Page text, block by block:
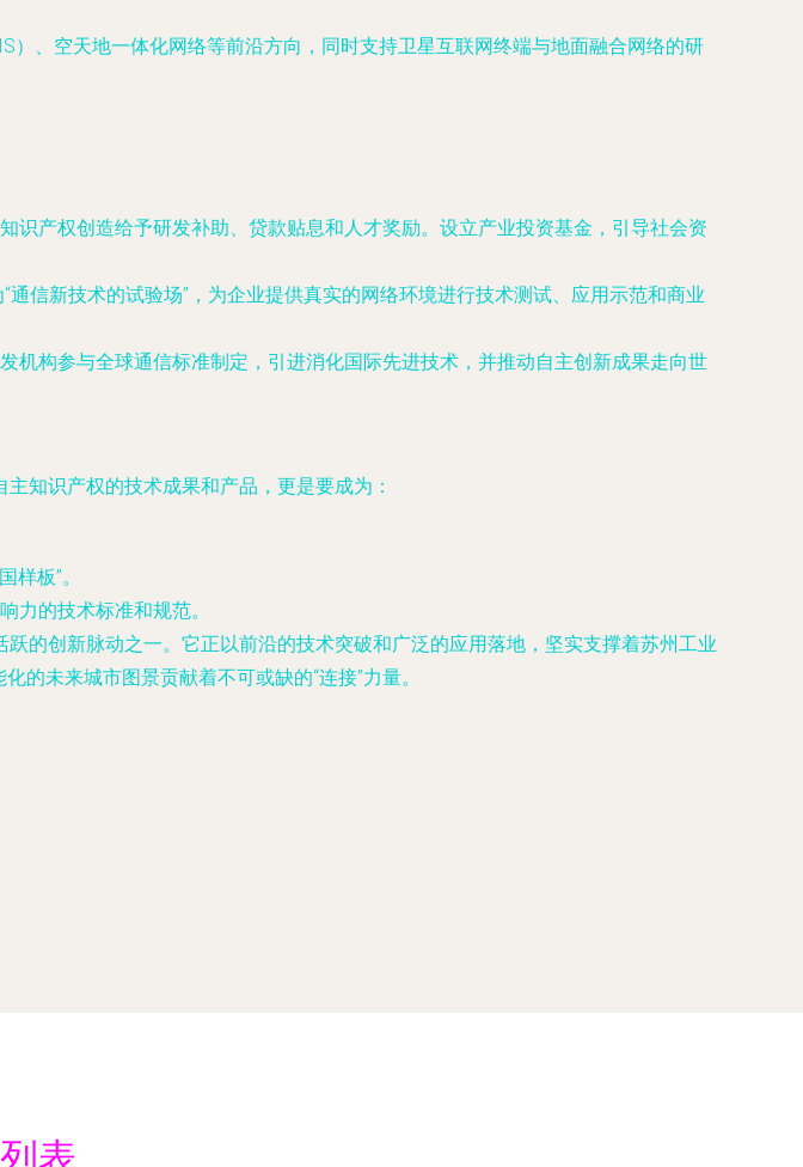
）、空天地一体化网络等前沿方向，同时支持卫星互联网终端与地面融合网络的研
识产权创造给予研发补助、贷款贴息和人才奖励。设立产业投资基金，引导社会资
通信新技术的试验场”，为企业提供真实的网络环境进行技术测试、应用示范和商业
机构参与全球通信标准制定，引进消化国际先进技术，并推动自主创新成果走向世
知识产权的技术成果和产品，更是要成为：
样板”。
力的技术标准和规范。
的创新脉动之一。它正以前沿的技术突破和广泛的应用落地，坚实支撑着苏州工业
的未来城市图景贡献着不可或缺的“连接”力量。
表